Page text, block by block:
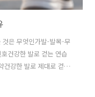
은 무엇인가발-발목-무
건강한 발로 걷는 연습
건강한 발로 제대로 걷는
습니다. 발이 바닥을 안